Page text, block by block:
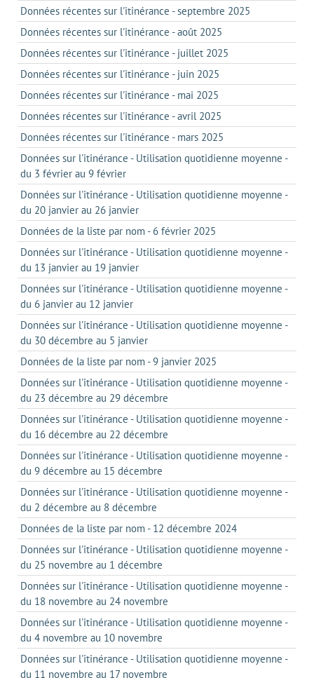
Données récentes sur l'itinérance - septembre 2025
Données récentes sur l'itinérance - août 2025
Données récentes sur l'itinérance - juillet 2025
Données récentes sur l'itinérance - juin 2025
Données récentes sur l'itinérance - mai 2025
Données récentes sur l'itinérance - avril 2025
Données récentes sur l'itinérance - mars 2025
Données sur l'itinérance - Utilisation quotidienne moyenne -
du 3 février au 9 février
Données sur l'itinérance - Utilisation quotidienne moyenne -
du 20 janvier au 26 janvier
Données de la liste par nom - 6 février 2025
Données sur l'itinérance - Utilisation quotidienne moyenne -
du 13 janvier au 19 janvier
Données sur l'itinérance - Utilisation quotidienne moyenne -
du 6 janvier au 12 janvier
Données sur l'itinérance - Utilisation quotidienne moyenne -
du 30 décembre au 5 janvier
Données de la liste par nom - 9 janvier 2025
Données sur l'itinérance - Utilisation quotidienne moyenne -
du 23 décembre au 29 décembre
Données sur l'itinérance - Utilisation quotidienne moyenne -
du 16 décembre au 22 décembre
Données sur l'itinérance - Utilisation quotidienne moyenne -
du 9 décembre au 15 décembre
Données sur l'itinérance - Utilisation quotidienne moyenne -
du 2 décembre au 8 décembre
Données de la liste par nom - 12 décembre 2024
Données sur l'itinérance - Utilisation quotidienne moyenne -
du 25 novembre au 1 décembre
Données sur l'itinérance - Utilisation quotidienne moyenne -
du 18 novembre au 24 novembre
Données sur l'itinérance - Utilisation quotidienne moyenne -
du 4 novembre au 10 novembre
Données sur l'itinérance - Utilisation quotidienne moyenne -
du 11 novembre au 17 novembre